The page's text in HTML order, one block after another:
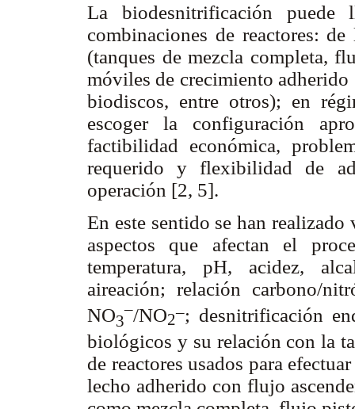
La biodesnitrificación
combinaciones de reactores:
(tanques de mezcla completa,
móviles de crecimiento
biodiscos, entre otros); en
escoger la configuración
factibilidad económica,
requerido y flexibilidad de
operación [2, 5].
En este sentido se han
aspectos que afectan el
temperatura, pH, acidez,
aireación; relación carbono/
NO3
–/NO2–; desnitrificación
biológicos y su relación con la
de reactores usados para
lecho adherido con flujo